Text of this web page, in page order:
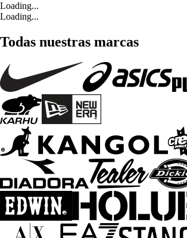
Loading...
Loading...
Todas nuestras marcas